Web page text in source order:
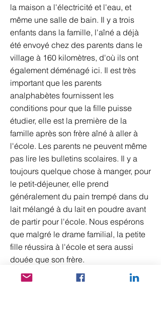
la maison a l'électricité et l'eau, et
même une salle de bain. Il y a trois
enfants dans la famille, l'aîné a déjà
été envoyé chez des parents dans le
village à 160 kilomètres, d'où ils ont
également déménagé ici. Il est très
important que les parents
analphabètes fournissent les
conditions pour que la fille puisse
étudier, elle est la première de la
famille après son frère aîné à aller à
l'école. Les parents ne peuvent même
pas lire les bulletins scolaires. Il y a
toujours quelque chose à manger, pour
le petit-déjeuner, elle prend
généralement du pain trempé dans du
lait mélangé à du lait en poudre avant
de partir pour l'école. Nous espérons
que malgré le drame familial, la petite
fille réussira à l'école et sera aussi
douée que son frère.